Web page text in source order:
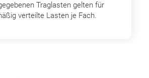
Traglasten gelten für
verteilte Lasten je Fach.